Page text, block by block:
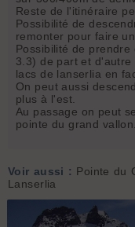
Reste de l'itinéraire
Possibilité de
remonter pour faire
Possibilité de
3.3) de part et
lacs de lanserlia en
On peut aussi
plus à l'est.
Au passage on peut
pointe du grand vallon.
Voir aussi : Pointe du
Lanserlia